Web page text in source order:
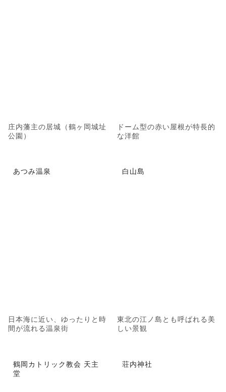
庄内藩主の居城（鶴ヶ岡城址
公園）
ドーム型の赤い屋根が特長的
な洋館
あつみ温泉
日本海に近い、ゆったりと時
間が流れる温泉街
白山島
東北の江ノ島とも呼ばれる美
しい景観
鶴岡カトリック教会 天主
堂
荘内神社